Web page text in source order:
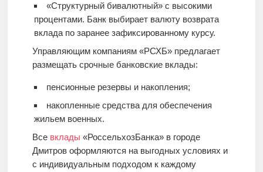
«Структурный бивалютный» с высокими
процентами. Банк выбирает валюту возврата
вклада по заранее зафиксированному курсу.
Управляющим компаниям «РСХБ» предлагает
размещать срочные банковские вклады:
пенсионные резервы и накопления;
накопленные средства для обеспечения
жильем военных.
Все вклады «РоссельхозБанка» в городе
Дмитров оформляются на выгодных условиях и
с индивидуальным подходом к каждому